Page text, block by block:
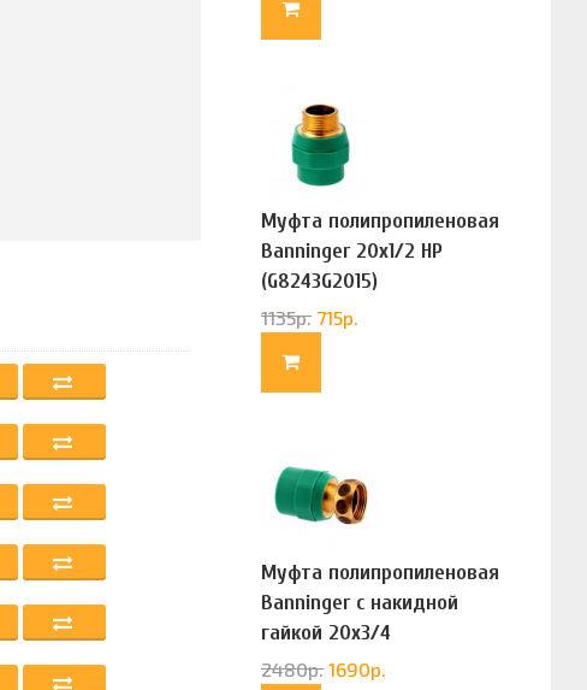
Муфта полипропиленовая
Banninger 20х1/2 НР
(G8243G2015)
1135р. 715р.
Муфта полипропиленовая
Banninger с накидной
гайкой 20х3/4
(G83322020)
2480р. 1690р.